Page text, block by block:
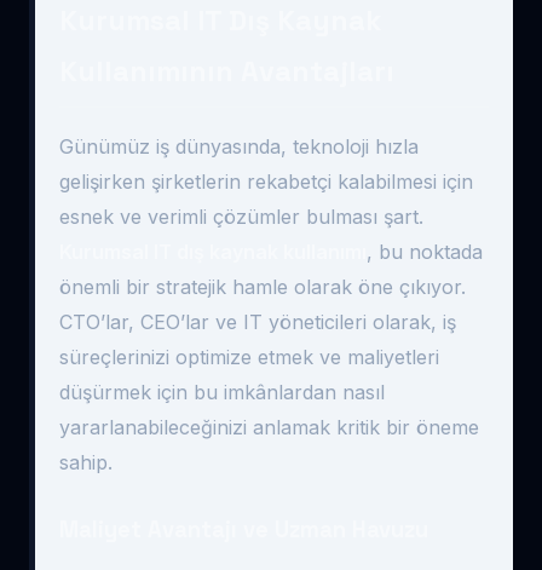
Günümüz iş dünyasında, teknoloji hızla
gelişirken şirketlerin rekabetçi kalabilmesi için
esnek ve verimli çözümler bulması şart.
, bu noktada
önemli bir stratejik hamle olarak öne çıkıyor.
CTO’lar, CEO’lar ve IT yöneticileri olarak, iş
süreçlerinizi optimize etmek ve maliyetleri
düşürmek için bu imkânlardan nasıl
yararlanabileceğinizi anlamak kritik bir öneme
sahip.